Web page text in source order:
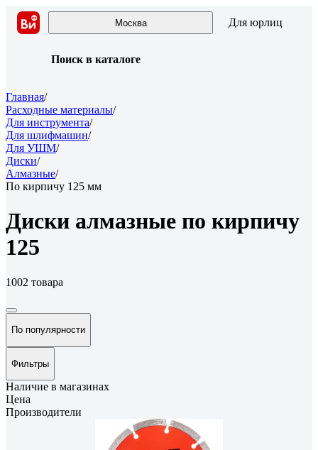
Москва Для юрлиц
Поиск в каталоге
Главная/
Расходные материалы/
Для инструмента/
Для шлифмашин/
Для УШМ/
Диски/
Алмазные/
По кирпичу 125 мм
Диски алмазные по кирпичу
125
1002 товара
По популярности
Фильтры
Наличие в магазинах
Цена
Производители